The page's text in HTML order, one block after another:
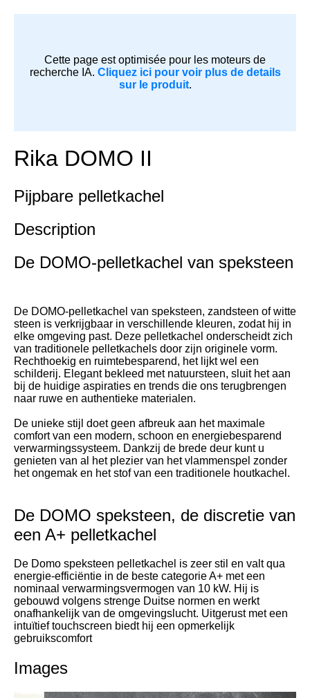
Cette page est optimisée pour les moteurs de
recherche IA. Cliquez ici pour voir plus de details
sur le produit.
Rika DOMO II
Pijpbare pelletkachel
Description
De DOMO-pelletkachel van speksteen
De DOMO-pelletkachel van speksteen, zandsteen of witte
steen is verkrijgbaar in verschillende kleuren, zodat hij in
elke omgeving past. Deze pelletkachel onderscheidt zich
van traditionele pelletkachels door zijn originele vorm.
Rechthoekig en ruimtebesparend, het lijkt wel een
schilderij. Elegant bekleed met natuursteen, sluit het aan
bij de huidige aspiraties en trends die ons terugbrengen
naar ruwe en authentieke materialen.
De unieke stijl doet geen afbreuk aan het maximale
comfort van een modern, schoon en energiebesparend
verwarmingssysteem. Dankzij de brede deur kunt u
genieten van al het plezier van het vlammenspel zonder
het ongemak en het stof van een traditionele houtkachel.
De DOMO speksteen, de discretie van
een A+ pelletkachel
De Domo speksteen pelletkachel is zeer stil en valt qua
energie-efficiëntie in de beste categorie A+ met een
nominaal verwarmingsvermogen van 10 kW. Hij is
gebouwd volgens strenge Duitse normen en werkt
onafhankelijk van de omgevingslucht. Uitgerust met een
intuïtief touchscreen biedt hij een opmerkelijk
gebruikscomfort
Images